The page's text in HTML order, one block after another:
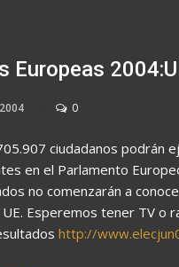
Europeas
0
ciudadanos podrán
en el Parlamento
no comenzarán a
Esperemos tener TV o
http://